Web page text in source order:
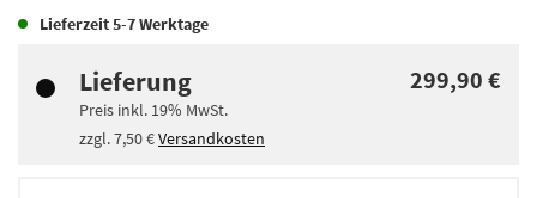
Lieferzeit5-7 Werktage
Lieferung
Preis inkl. 19% MwSt.
zzgl.7,50 €Versandkosten
299,90 €